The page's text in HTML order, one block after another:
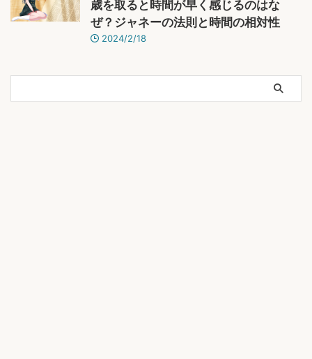
歳を取ると時間が早く感じるのはな
ぜ？ジャネーの法則と時間の相対性
2024/2/18